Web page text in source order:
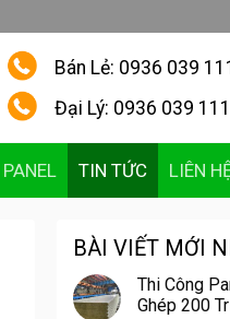
Bán Lẻ: 0936 039 111
Đại Lý: 0936 039 111
TIN TỨC LIÊN
BÀI VIẾT MỚI
Thi Công
Ghép 200